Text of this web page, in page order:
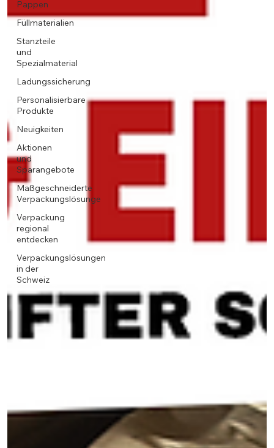
Pappen
Füllmaterialien
Stanzteile
und
Spezialmaterial
Ladungssicherung
Personalisierbare
Produkte
Neuigkeiten
Aktionen
und
Sparangebote
Maßgeschneiderte
Verpackungslösunge
Verpackung
regional
entdecken
Verpackungslösungen
in der
Schweiz